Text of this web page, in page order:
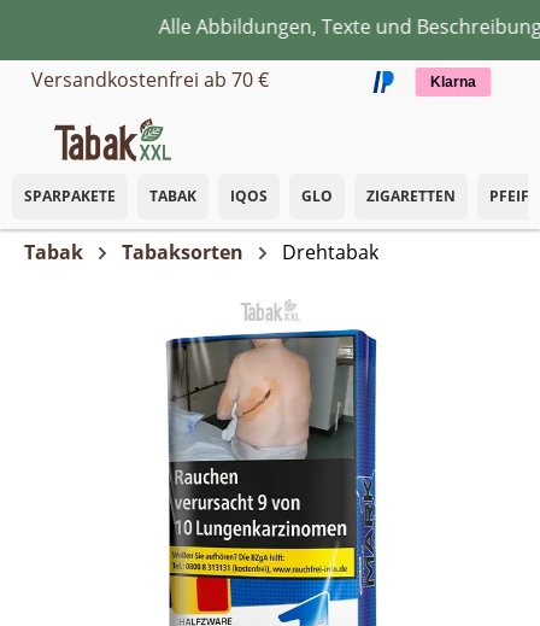
Zum Hauptinhalt springenAlle Abbildungen, Texte und
Versandkostenfrei ab 70 €
Klarna
SPARPAKETE TABAK IQOS GLO ZIGARETTEN
Tabak Tabaksorten Drehtabak